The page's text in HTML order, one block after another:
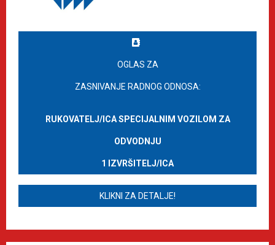
OGLAS ZA
ZASNIVANJE RADNOG ODNOSA:
RUKOVATELJ/ICA SPECIJALNIM VOZILOM ZA
ODVODNJU
1 IZVRŠITELJ/ICA
KLIKNI ZA DETALJE!